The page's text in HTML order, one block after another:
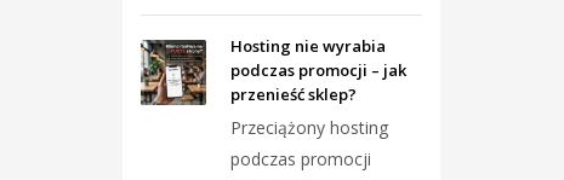
Hosting nie wyrabia
podczas promocji – jak
przenieść sklep?
Przeciążony hosting
podczas promocji